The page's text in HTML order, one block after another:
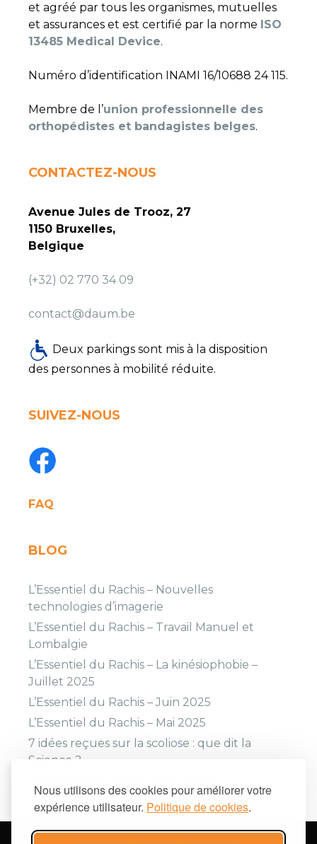
Nous utilisons des cookies pour améliorer votre
expérience utilisateur. Politique de cookies.
et agréé par tous les organismes, mutuelles
et assurances et est certifié par la norme ISO
13485 Medical Device.
Numéro d’identification INAMI 16/10688 24 115.
Membre de l’union professionnelle des
orthopédistes et bandagistes belges.
CONTACTEZ-NOUS
Avenue Jules de Trooz, 27
1150 Bruxelles,
Belgique
(+32) 02 770 34 09
contact@daum.be
Deux parkings sont mis à la disposition
des personnes à mobilité réduite.
SUIVEZ-NOUS
FAQ
BLOG
L’Essentiel du Rachis – Nouvelles
technologies d’imagerie
L’Essentiel du Rachis – Travail Manuel et
Lombalgie
L’Essentiel du Rachis – La kinésiophobie –
Juillet 2025
L’Essentiel du Rachis – Juin 2025
L’Essentiel du Rachis – Mai 2025
7 idées reçues sur la scoliose : que dit la
Science ?